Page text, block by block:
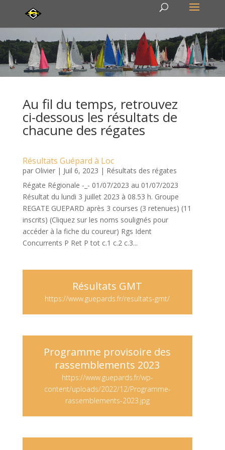
Au fil du temps, retrouvez
ci-dessous les résultats de
chacune des régates
Résultats Guépard à Loc
par Olivier| Juil 6, 2023 | Résultats des régates
Régate Régionale -_- 01/07/2023 au 01/07/2023
Résultat du lundi 3 juillet 2023 à 08.53 h. Groupe
REGATE GUEPARD après 3 courses (3 retenues) (11
inscrits) (Cliquez sur les noms soulignés pour
accéder à la fiche du coureur) Rgs Ident
Concurrents P Ret P tot c.1 c.2 c.3...
Résultats GMT
https://www.guepards.fr/resultats-gmt/
Programme provisoire des
rassemblements 2023
https://www.guepards.fr/wp-
content/uploads/2022/12/Programme-
rassemblements-2023.jpg